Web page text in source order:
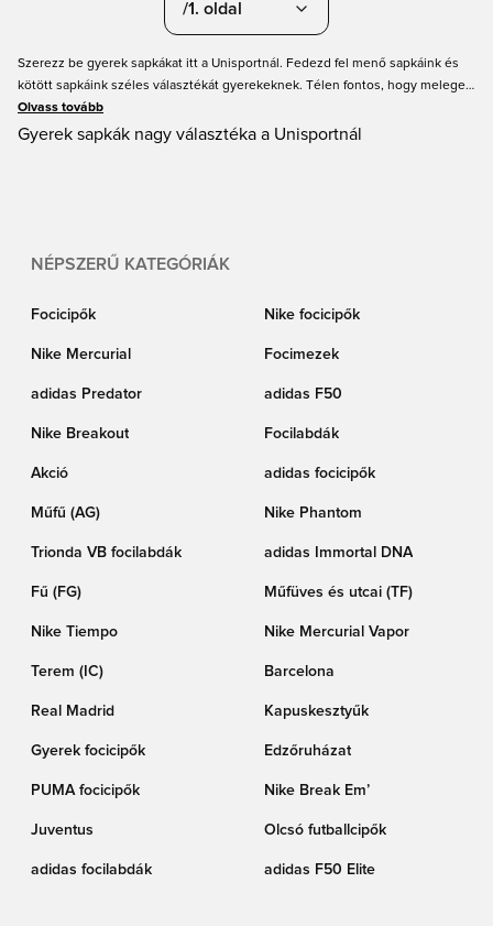
/1. oldal
Szerezz be gyerek sapkákat itt a Unisportnál. Fedezd fel menő sapkáink és
kötött sapkáink széles választékát gyerekeknek. Télen fontos, hogy melegen
tartsd a fejed, és beszerezd a megfelelő felszerelést, hogy a legjobb lehess.
Nálunk megtalálod a legnagyobb márkák, mint a Nike és az adidas gyerek
Olvass tovább
Gyerek sapkák nagy választéka a Unisportnál
NÉPSZERŰ KATEGÓRIÁK
Focicipők Nike focicipők
Nike Mercurial Focimezek
adidas Predator adidas F50
Nike Breakout Focilabdák
Akció adidas focicipők
Műfű (AG) Nike Phantom
Trionda VB focilabdák adidas Immortal DNA
Fű (FG) Műfüves és utcai (TF)
Nike Tiempo Nike Mercurial Vapor
Terem (IC) Barcelona
Real Madrid Kapuskesztyűk
Gyerek focicipők Edzőruházat
PUMA focicipők Nike Break Em’
Juventus Olcsó futballcipők
adidas focilabdák adidas F50 Elite